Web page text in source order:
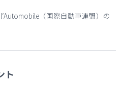
（国際⾃動⾞連盟）の
ト